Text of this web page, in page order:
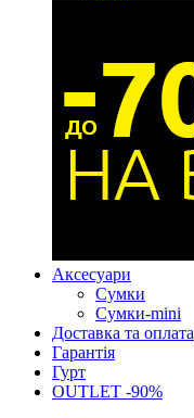
Аксесуари
Сумки
Сумки-mini
Доставка та оплата
Гарантія
Гурт
OUTLET -90%